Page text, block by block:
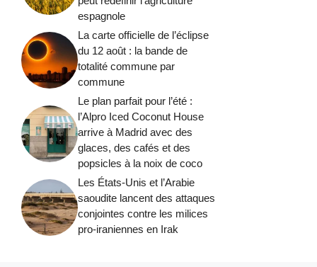
espagnole
La carte officielle de l’éclipse
du 12 août : la bande de
totalité commune par
commune
Le plan parfait pour l’été :
l’Alpro Iced Coconut House
arrive à Madrid avec des
glaces, des cafés et des
popsicles à la noix de coco
Les États-Unis et l’Arabie
saoudite lancent des attaques
conjointes contre les milices
pro-iraniennes en Irak